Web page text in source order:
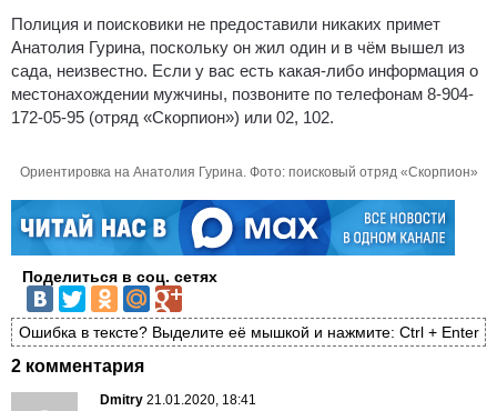
Полиция и поисковики не предоставили никаких примет
Анатолия Гурина, поскольку он жил один и в чём вышел из
сада, неизвестно. Если у вас есть какая-либо информация о
местонахождении мужчины, позвоните по телефонам 8-904-
172-05-95 (отряд «Скорпион») или 02, 102.
Ориентировка на Анатолия Гурина. Фото: поисковый отряд «Скорпион»
Поделиться в соц. сетях
Ошибка в тексте? Выделите её мышкой и нажмите: Ctrl + Enter
2 комментария
Dmitry 21.01.2020, 18:41